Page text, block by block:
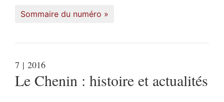
Sommaire du numéro
7 | 2016
Le Chenin : histoire et actualités